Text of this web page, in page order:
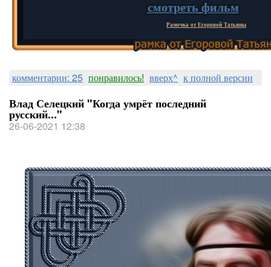
смотреть фильм
Рамочка от Егоровой Татьяны
комментарии: 25 понравилось! вверх^ к полной версии
Влад Селецкий "Когда умрёт последний
русский..."
26-06-2021 12:38